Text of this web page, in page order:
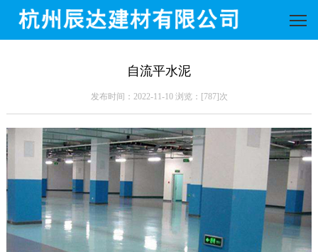
自流平水泥
发布时间：2022-11-10 浏览：[787]次